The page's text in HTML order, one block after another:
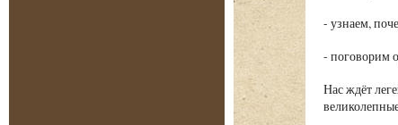
- узнаем,
- поговорим
Нас ждёт